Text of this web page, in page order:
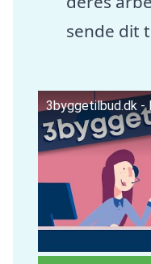
sende dit
3byggetilbud.dk -